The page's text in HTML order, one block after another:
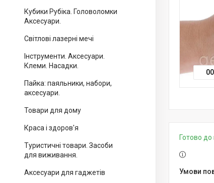
Кубики Рубіка. Головоломки
Аксесуари.
Світлові лазерні мечі
Інструменти. Аксесуари.
Клеми. Насадки.
Пайка: паяльники, набори,
аксесуари.
Товари для дому
Краса і здоров'я
Туристичні товари. Засоби
для виживання.
Аксесуари для гаджетів
00
Готово до